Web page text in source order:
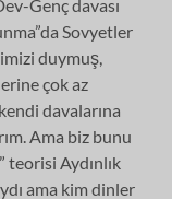
Genç davası
Sovyetler
duymuş,
çok az
davalarına
Ama biz bunu
teorisi Aydınlık
ama kim dinler